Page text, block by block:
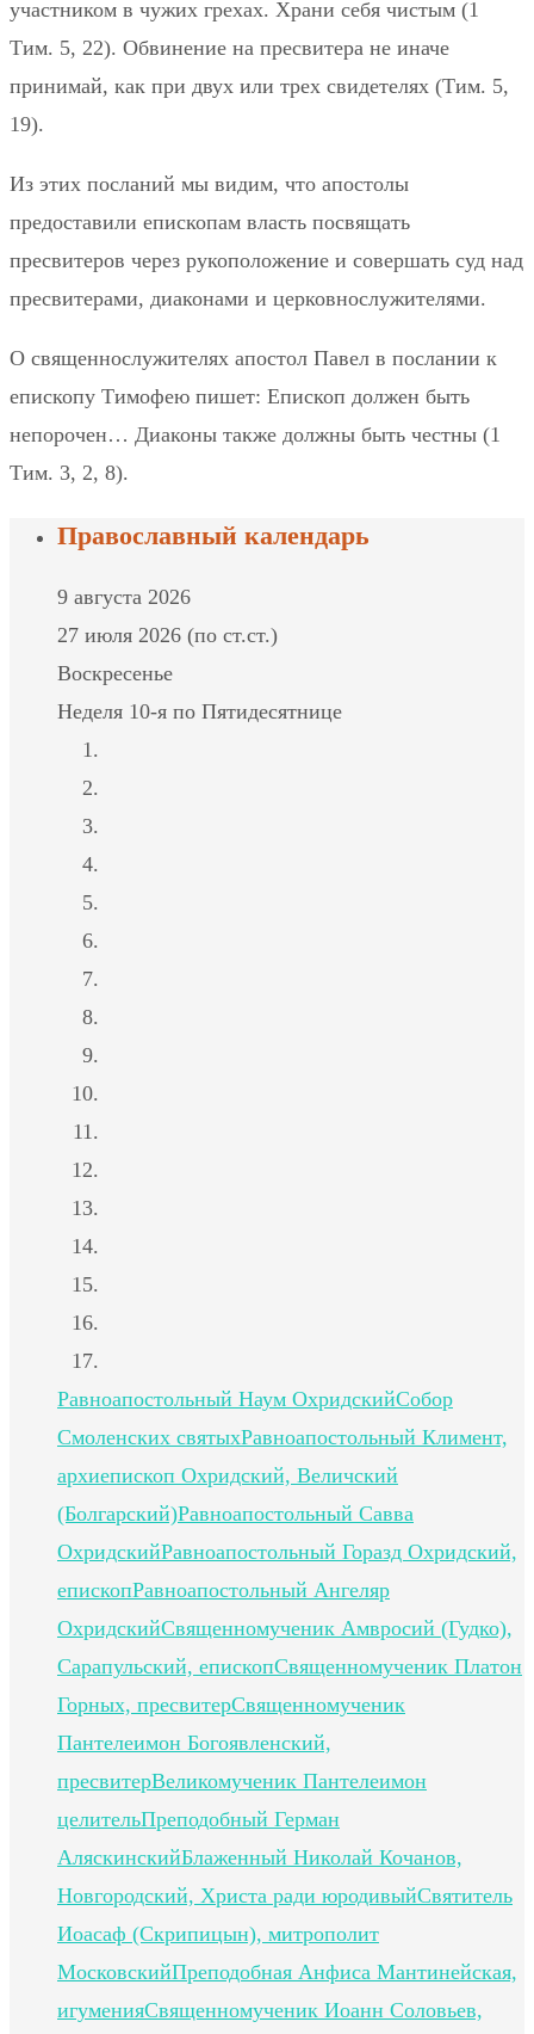
участником в чужих грехах. Храни себя чистым (1
Тим. 5, 22). Обвинение на пресвитера не иначе
принимай, как при двух или трех свидетелях (Тим. 5,
19).
Из этих посланий мы видим, что апостолы
предоставили епископам власть посвящать
пресвитеров через рукоположение и совершать суд над
пресвитерами, диаконами и церковнослужителями.
О священнослужителях апостол Павел в послании к
епископу Тимофею пишет: Епископ должен быть
непорочен… Диаконы также должны быть честны (1
Тим. 3, 2, 8).
Православный календарь
9 августа 2026
27 июля 2026 (по ст.ст.)
Воскресенье
Неделя 10-я по Пятидесятнице
Равноапостольный Наум ОхридскийСобор
Смоленских святыхРавноапостольный Климент,
архиепископ Охридский, Величский
(Болгарский)Равноапостольный Савва
ОхридскийРавноапостольный Горазд Охридский,
епископРавноапостольный Ангеляр
ОхридскийСвященномученик Амвросий (Гудко),
Сарапульский, епископСвященномученик Платон
Горных, пресвитерСвященномученик
Пантелеимон Богоявленский,
пресвитерВеликомученик Пантелеимон
целительПреподобный Герман
АляскинскийБлаженный Николай Кочанов,
Новгородский, Христа ради юродивыйСвятитель
Иоасаф (Скрипицын), митрополит
МосковскийПреподобная Анфиса Мантинейская,
игуменияСвященномученик Иоанн Соловьев,